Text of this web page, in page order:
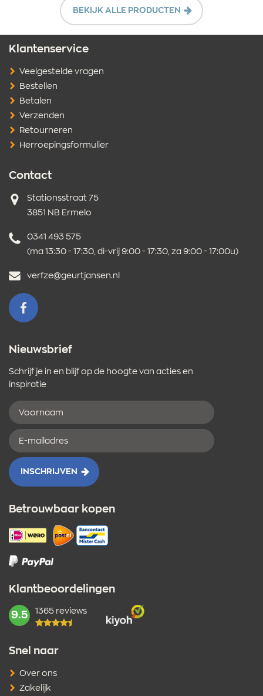
BEKIJK ALLE PRODUCTEN
Klantenservice
Veelgestelde vragen
Bestellen
Betalen
Verzenden
Retourneren
Herroepingsformulier
Contact
Adres
Stationsstraat 75
3851 NB Ermelo
Telefoonnummer
0341 493 575
(ma 13:30 - 17:30, di-vrij 9:00 - 17:30, za 9:00 - 17:00u)
E-
verfze@geurtjansen.nl
VOLG ONS OP FACEBOOK
Nieuwsbrief
Schrijf je in en blijf op de hoogte van acties en
inspiratie
Voornaam
E-
mailadres
INSCHRIJVEN
Betrouwbaar kopen
Klantbeoordelingen
mark:
9.5 1365 reviews
Snel naar
Over ons
Zakelijk